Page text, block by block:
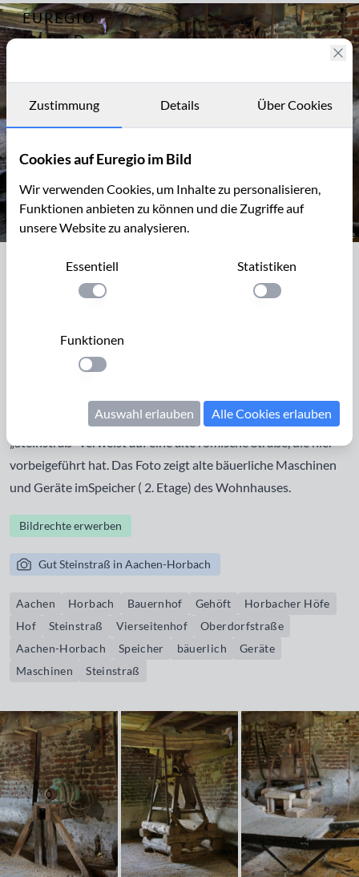
EUREGIO
IM BILD
Archiv
Kontakt
Archiv
4995
in Aachen-
Speicher, Gut Steinstraß in Aachen -
Horbach
leer stehende Hof, gehört zu den sogenannten Horbacher
Höfen, die auf eine Schenkung im Jahr 1215 zurückgehen.
Zeitweise lebte hier eine Klostergemeinschaft. Der Name
„Steinstraß“ verweist auf eine alte römische Straße, die hier
vorbeigeführt hat. Das Foto zeigt alte bäuerliche Maschinen
und Geräte imSpeicher ( 2. Etage) des Wohnhauses.
Bildrechte erwerben
Gut Steinstraß in Aachen-Horbach
Aachen Horbach Bauernhof Gehöft
Horbacher Höfe
Hof
Steinstraß Vierseitenhof
Oberdorfstraße
Aachen-Horbach
Speicher bäuerlich
Geräte
Maschinen
Steinstraß
Zustimmung Details Über Cookies
Cookies auf Euregio im Bild
Wir verwenden Cookies, um Inhalte zu personalisieren,
Funktionen anbieten zu können und die Zugriffe auf
unsere Website zu analysieren.
Essentiell
Einstellung anwenden
Statistiken
Einstellung
Funktionen
Einstellung anwenden
Auswahl erlauben Alle Cookies erlauben